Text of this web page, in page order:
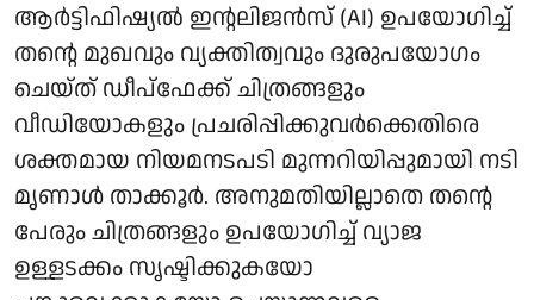
ആർട്ടിഫിഷ്യൽ ഇന്റലിജൻസ് (AI) ഉപയോഗിച്ച്
തന്റെ മുഖവും വ്യക്തിത്വവും ദുരുപയോഗം
ചെയ്ത് ഡീപ്‌ഫേക്ക് ചിത്രങ്ങളും
വീഡിയോകളും പ്രചരിപ്പിക്കുവർക്കെതിരെ
ശക്തമായ നിയമനടപടി മുന്നറിയിപ്പുമായി നടി
മൃണാൾ താക്കൂർ. അനുമതിയില്ലാതെ തന്റെ
പേരും ചിത്രങ്ങളും ഉപയോഗിച്ച് വ്യാജ
ഉള്ളടക്കം സൃഷ്ടിക്കുകയോ